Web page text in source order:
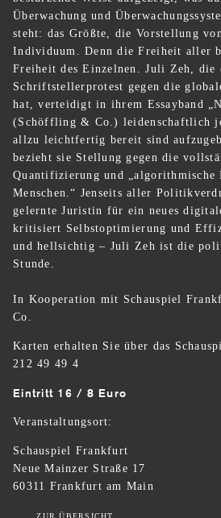
Überwachung und
steht: das Größte, die Vorstellung
Individuum. Denn die Freiheit aller
Freiheit des Einzelnen. Juli Zeh, die
Schriftstellerprotest gegen die
hat, verteidigt in ihrem Essayband
(Schöffling & Co.) leidenschaftlich
allzu leichtfertig bereit sind
bezieht sie Stellung gegen die
Quantifizierung und „algorithmische
Menschen.“ Jenseits aller
gelernte Juristin für ein neues
kritisiert Selbstoptimierung und
und hellsichtig – Juli Zeh ist die
Stunde.
In Kooperation mit Schauspiel
Co.
Karten erhalten Sie über das
212 49 49 4
Eintritt 16 / 8 Euro
Veranstaltungsort:
Schauspiel Frankfurt
Neue Mainzer Straße 17
60311 Frankfurt am Main
ZUR ÜBERSICHT